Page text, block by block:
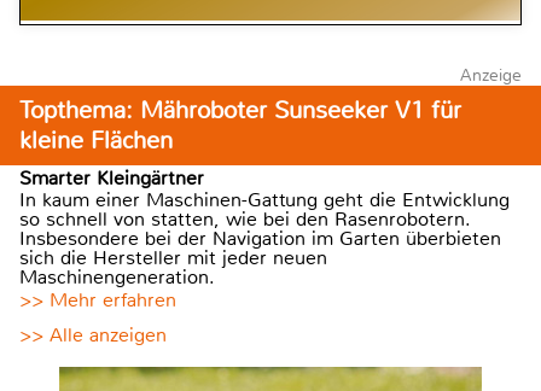
Anzeige
Topthema: Mähroboter Sunseeker V1 für
kleine Flächen
Smarter Kleingärtner
In kaum einer Maschinen-Gattung geht die Entwicklung
so schnell von statten, wie bei den Rasenrobotern.
Insbesondere bei der Navigation im Garten überbieten
sich die Hersteller mit jeder neuen
Maschinengeneration.
>> Mehr erfahren
>> Alle anzeigen